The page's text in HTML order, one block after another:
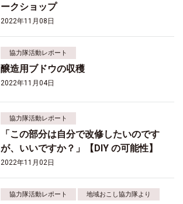
ークショップ
2022年11月08日
協力隊活動レポート
醸造用ブドウの収穫
2022年11月04日
協力隊活動レポート
「この部分は自分で改修したいのです
が、いいですか？」【DIY の可能性】
2022年11月02日
協力隊活動レポート 地域おこし協力隊より